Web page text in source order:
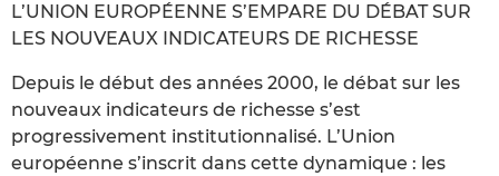
L’UNION EUROPÉENNE S’EMPARE DU DÉBAT SUR
LES NOUVEAUX INDICATEURS DE RICHESSE
Depuis le début des années 2000, le débat sur les
nouveaux indicateurs de richesse s’est
progressivement institutionnalisé. L’Union
européenne s’inscrit dans cette dynamique : les